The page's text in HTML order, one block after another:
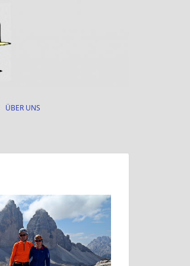
ÜBER UNS